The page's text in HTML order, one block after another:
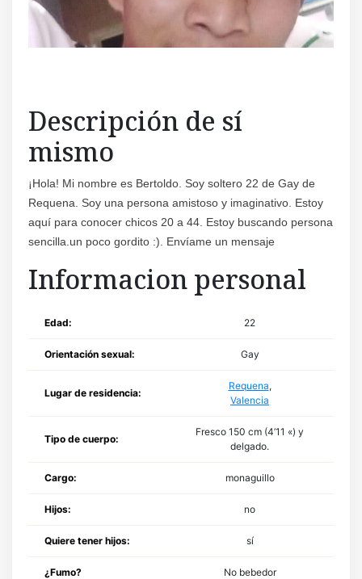
Descripción de sí
mismo
¡Hola! Mi nombre es Bertoldo. Soy soltero 22 de Gay de
Requena. Soy una persona amistoso y imaginativo. Estoy
aquí para conocer chicos 20 a 44. Estoy buscando persona
sencilla.un poco gordito :). Envíame un mensaje
Informacion personal
Edad: 22
Orientación sexual: Gay
Lugar de residencia:
Requena,
Valencia
Tipo de cuerpo:
Fresco 150 cm (4’11 «) y
delgado.
Cargo: monaguillo
Hijos: no
Quiere tener hijos: sí
¿Fumo? No bebedor